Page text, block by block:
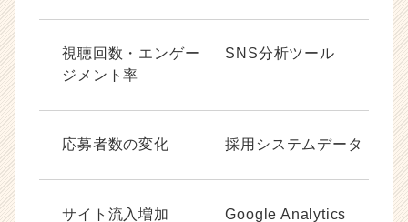
視聴回数・エンゲー
ジメント率
SNS分析ツール
応募者数の変化 採用システムデータ
サイト流入増加 Google Analytics